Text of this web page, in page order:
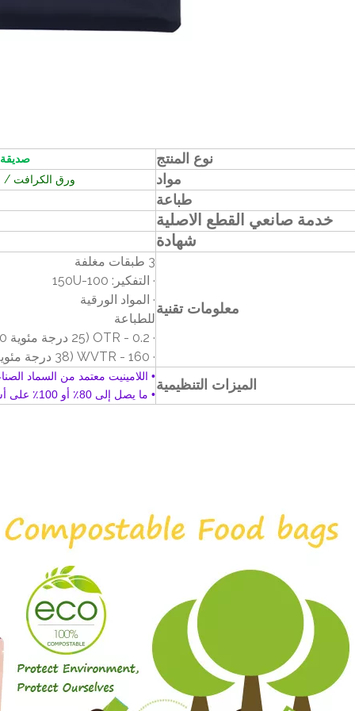
نوع المنتج
مواد ورق الكرافت /
طباعة
خدمة صانعي القطع الاصلية
شهادة
معلومات تقنية
3 طبقات مغلفة
· التفكير: 100-150U
· المواد الورقية
للطباعة
· OTR - 0.2 (25 درجة مئوية 0٪ رطوبة نسبية)
· WVTR - 160 (38 درجة مئوية 90٪ رطوبة نسبية)
الميزات التنظيمية
• اللامينيت معتمد من السماد
• ما يصل إلى 80٪ أو 100٪ على أساس الحيوي